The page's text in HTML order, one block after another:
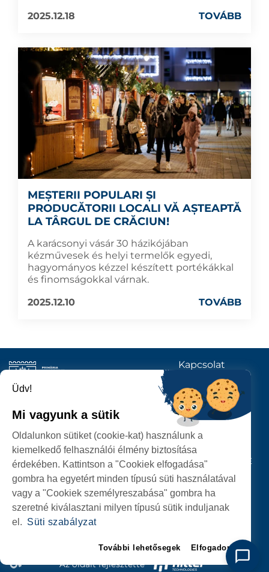
2025.12.18
TOVÁBB
MEȘTERII POPULARI ȘI
PRODUCĂTORII LOCALI VĂ AȘTEAPTĂ
LA TÂRGUL DE CRĂCIUN!
A karácsonyi vásár 30 házikójában
kézművesek és helyi termelők egyedi,
hagyományos kézzel készített portékákkal
és finomságokkal várnak.
2025.12.10
TOVÁBB
SZEMÉLYES ADATOK VÉDELME
Az oldalt fejlesztette
SZATMÁRNÉMETI
POLGÁRMESTERI HIVATAL
P-ȚA 25 OCTOMBRIE, NR. 1 CORP M, 440026 SATU MARE
Kapcsolat
KÖVESSENEK
Üdv!
Mi vagyunk a sütik
Oldalunkon sütiket (cookie-kat) használunk a
kiemelkedő felhasználói élmény biztosítása
érdekében. Kattintson a "Cookiek elfogadása"
gombra ha egyetért minden típusú süti használatával
vagy a "Cookiek személyreszabása" gombra ha
szeretné kiválasztani milyen típusú sütik induljanak
el. Süti szabályzat
További lehetősegek Elfogadom